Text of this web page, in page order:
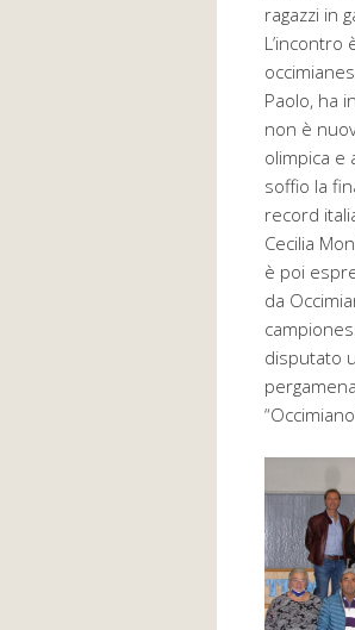
ragazzi in
Paolo, ha
non è
olimpica e
soffio la
record
Cecilia
è poi
da
disputato